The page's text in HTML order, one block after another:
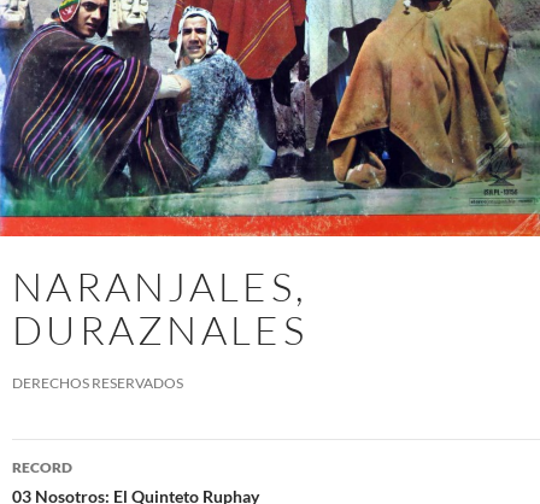
NARANJALES,
DURAZNALES
DERECHOS RESERVADOS
03 Nosotros: El Quinteto Ruphay